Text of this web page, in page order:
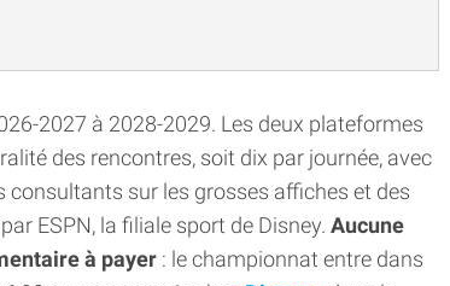
2027 à 2028-2029. Les deux plateformes
des rencontres, soit dix par journée, avec
sur les grosses affiches et des
ESPN, la filiale sport de Disney. Aucune
à payer : le championnat entre dans